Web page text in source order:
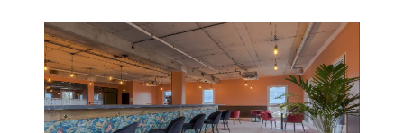
VOIR LE BIEN